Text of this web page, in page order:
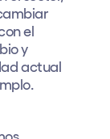
el
y
actual